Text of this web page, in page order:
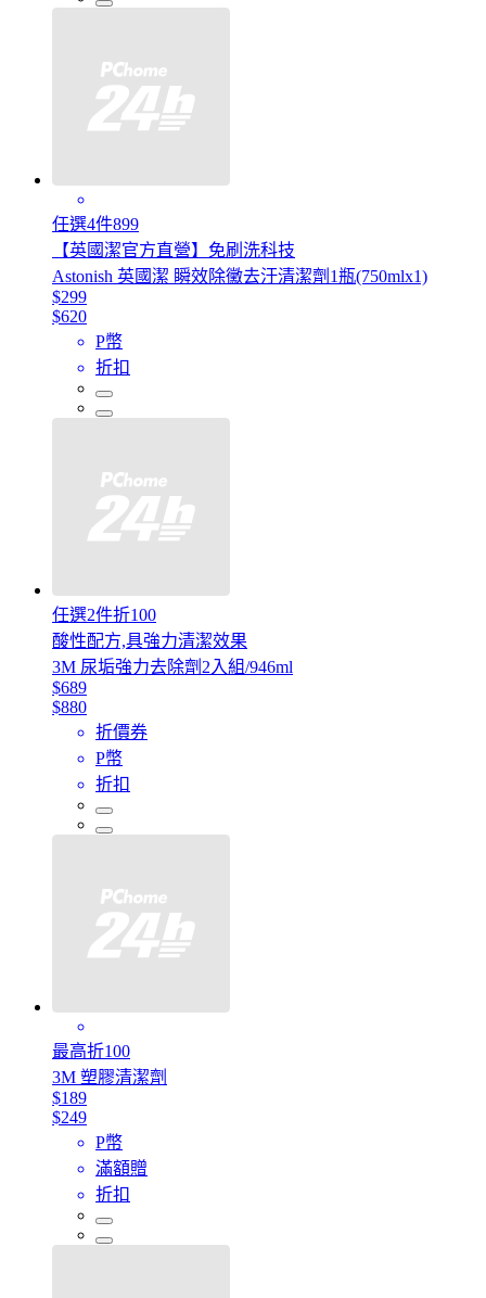
任選4件899
【英國潔官方直營】免刷洗科技
Astonish 英國潔 瞬效除黴去汙清潔劑1瓶(750mlx1)
$299
$620
P幣
折扣
任選2件折100
酸性配方,具強力清潔效果
3M 尿垢強力去除劑2入組/946ml
$689
$880
折價券
P幣
折扣
最高折100
3M 塑膠清潔劑
$189
$249
P幣
滿額贈
折扣